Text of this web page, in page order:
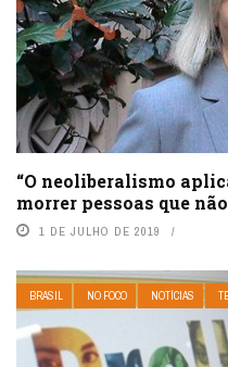
“O neoliberalismo
morrer pessoas que
1 DE JULHO DE 2019
BRASIL NO FOCO NOTÍCIAS